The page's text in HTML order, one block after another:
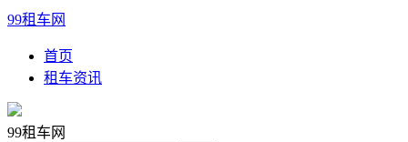
99租车网
首页
租车资讯
99租车网